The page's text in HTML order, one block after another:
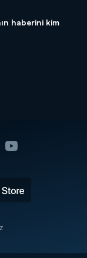
haberini kim